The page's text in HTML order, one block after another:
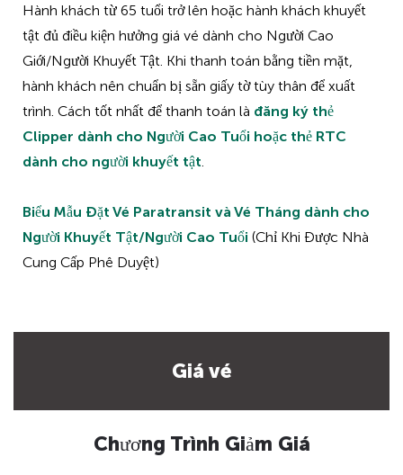
Hành khách từ 65 tuổi trở lên hoặc hành khách khuyết
tật đủ điều kiện hưởng giá vé dành cho Người Cao
Giới/Người Khuyết Tật. Khi thanh toán bằng tiền mặt,
hành khách nên chuẩn bị sẵn giấy tờ tùy thân để xuất
trình. Cách tốt nhất để thanh toán là đăng ký thẻ
Clipper dành cho Người Cao Tuổi hoặc thẻ RTC
dành cho người khuyết tật.
Biểu Mẫu Đặt Vé Paratransit và Vé Tháng dành cho
Người Khuyết Tật/Người Cao Tuổi (Chỉ Khi Được Nhà
Cung Cấp Phê Duyệt)
Giá vé
Chương Trình Giảm Giá